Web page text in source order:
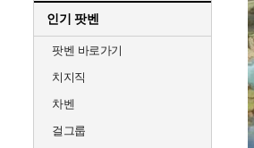
인기 팟벤
팟벤 바로가기
치지직
차벤
걸그룹